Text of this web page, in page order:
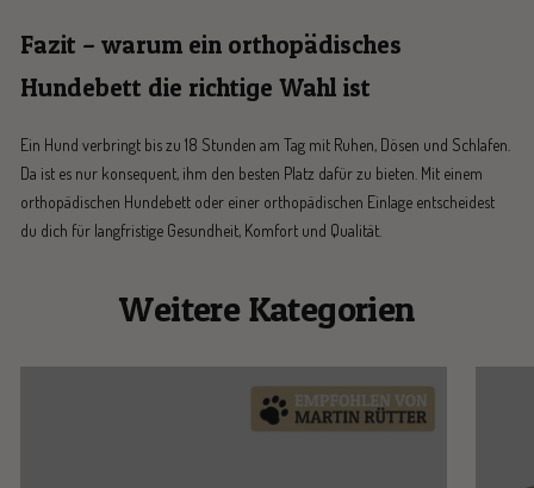
Fazit – warum ein orthopädisches
Hundebett die richtige Wahl ist
Ein Hund verbringt bis zu 18 Stunden am Tag mit Ruhen, Dösen und Schlafen.
Da ist es nur konsequent, ihm den besten Platz dafür zu bieten. Mit einem
orthopädischen Hundebett oder einer orthopädischen Einlage entscheidest
du dich für langfristige Gesundheit, Komfort und Qualität.
Weitere Kategorien